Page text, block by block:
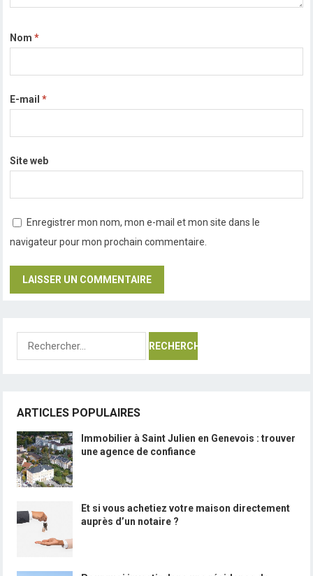
Nom*
E-mail*
Site web
Enregistrer mon nom, mon e-mail et mon site dans le
navigateur pour mon prochain commentaire.
Rechercher :
ARTICLES POPULAIRES
Immobilier à Saint Julien en Genevois : trouver
une agence de confiance
Et si vous achetiez votre maison directement
auprès d’un notaire ?